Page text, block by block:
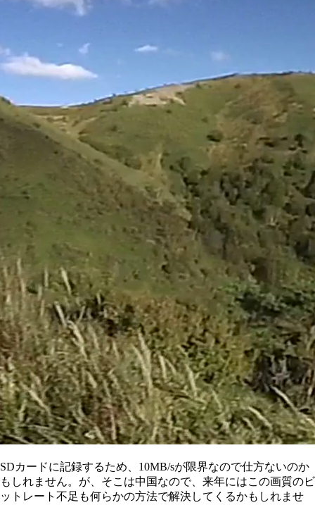
SDカードに記録するため、10MB/sが限界なので仕方ないのか
もしれません。が、そこは中国なので、来年にはこの画質のビ
ットレート不足も何らかの方法で解決してくるかもしれませ